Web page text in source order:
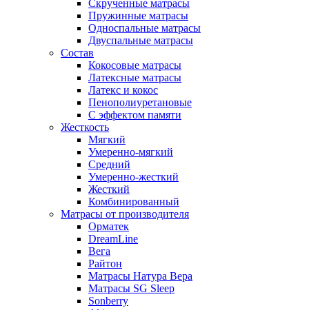
Скрученные матрасы
Пружинные матрасы
Односпальные матрасы
Двуспальные матрасы
Состав
Кокосовые матрасы
Латексные матрасы
Латекс и кокос
Пенополиуретановые
С эффектом памяти
Жесткость
Мягкий
Умеренно-мягкий
Средний
Умеренно-жесткий
Жесткий
Комбинированный
Матрасы от производителя
Орматек
DreamLine
Вега
Райтон
Матрасы Натура Вера
Матрасы SG Sleep
Sonberry